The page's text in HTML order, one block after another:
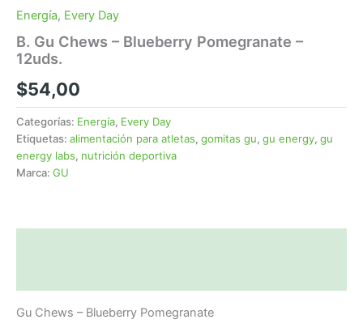
Energía, Every Day
B. Gu Chews – Blueberry Pomegranate –
12uds.
$54,00
Categorías: Energía, Every Day
Etiquetas: alimentación para atletas, gomitas gu, gu energy, gu
energy labs, nutrición deportiva
Marca: GU
Gu Chews – Blueberry Pomegranate